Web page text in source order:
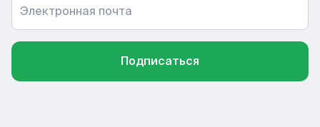
Электронная почта
Подписаться